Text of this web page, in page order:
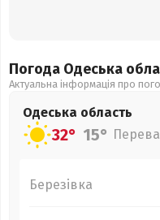
Погода Одеська
Актуальна інформація про
Одеська область
32° 15°
Березівка